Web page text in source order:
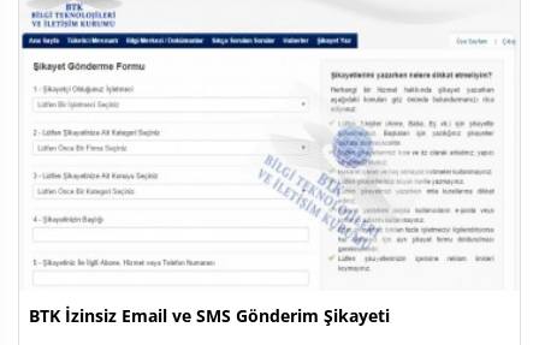
BTK İzinsiz Email ve SMS Gönderim Şikayeti